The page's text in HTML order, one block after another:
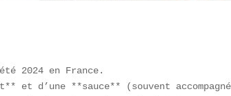
2024 en France.
et d’une **sauce** (souvent